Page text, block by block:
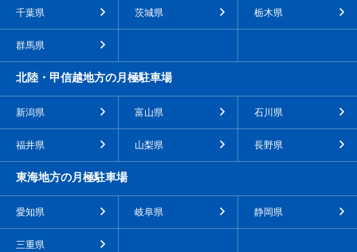
千葉県 茨城県 栃木県
群馬県
北陸・甲信越地方の月極駐車場
新潟県 富山県 石川県
福井県 山梨県 長野県
東海地方の月極駐車場
愛知県 岐阜県 静岡県
三重県